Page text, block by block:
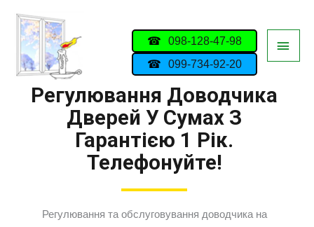
098-128-47-98
099-734-92-20
Регулювання Доводчика
Дверей У Сумах З
Гарантією 1 Рік.
Телефонуйте!
Регулювання та обслуговування доводчика на